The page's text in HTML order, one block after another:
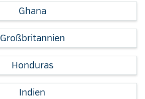
Ghana
Großbritannien
Honduras
Indien